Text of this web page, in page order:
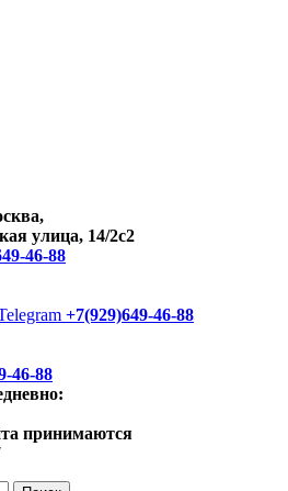
улица, 14/2с2
46-88
+7(929)649-46-88
46-88
принимаются